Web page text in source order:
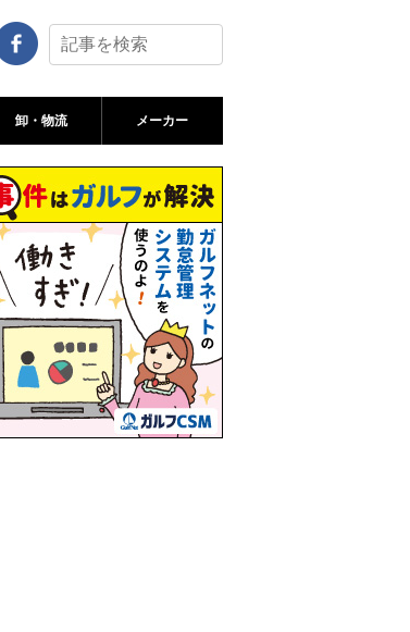
卸・物流 メーカー